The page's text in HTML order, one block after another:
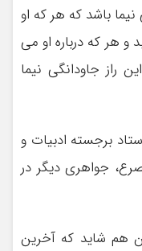
باشد که هر که او
و هر که درباره او می
راز جاودانگی نیما
برجسته ادبیات و
جواهری دیگر در
هم شاید که آخرین